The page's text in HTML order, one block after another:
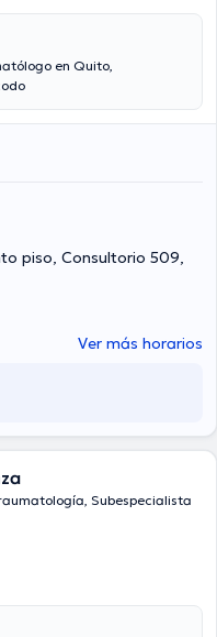
en Quito,
piso, Consultorio 509,
Ver más horarios
Subespecialista